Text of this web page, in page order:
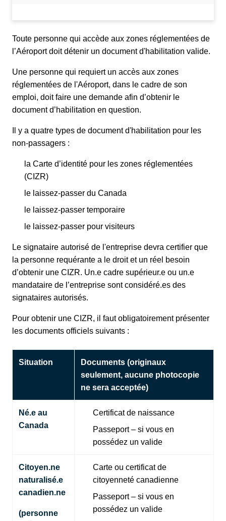
Toute personne qui accède aux zones réglementées de
l’Aéroport doit détenir un document d'habilitation valide.
Une personne qui requiert un accès aux zones
réglementées de l'Aéroport, dans le cadre de son
emploi, doit faire une demande afin d’obtenir le
document d’habilitation en question.
Il y a quatre types de document d'habilitation pour les
non-passagers :
la Carte d’identité pour les zones réglementées
(CIZR)
le laissez-passer du Canada
le laissez-passer temporaire
le laissez-passer pour visiteurs
Le signataire autorisé de l'entreprise devra certifier que
la personne requérante a le droit et un réel besoin
d’obtenir une CIZR. Un.e cadre supérieur.e ou un.e
mandataire de l’entreprise sont considéré.es des
signataires autorisés.
Pour obtenir une CIZR, il faut obligatoirement présenter
les documents officiels suivants :
Situation
Documents (originaux
seulement, aucune photocopie
ne sera acceptée)
Né.e au
Canada
Certificat de naissance
Passeport – si vous en
possédez un valide
Citoyen.ne
naturalisé.e
canadien.ne
(personne
Carte ou certificat de
citoyenneté canadienne
Passeport – si vous en
possédez un valide